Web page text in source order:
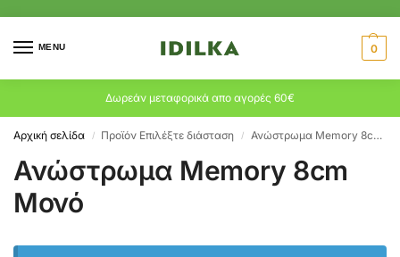
MENU 0
Δωρεάν μεταφορικά απο αγορές 60€
Αρχική σελίδα / Προϊόν Επιλέξτε διάσταση / Ανώστρωμα Memory 8cm Μονό
Ανώστρωμα Memory 8cm
Μονό